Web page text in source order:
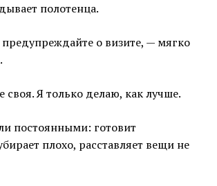
полотенца.
о визите, — мягко
своя. Я только делаю, как лучше.
постоянными: готовит
плохо, расставляет вещи не